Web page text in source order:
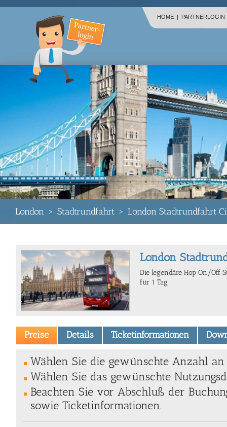
HOME | PARTNERLOGIN
London > Stadtrundfahrt > London Stadtrundfahrt
London
Die legendäre Hop On/Off
für 1 Tag
Preise Details Ticketinformationen
Wählen Sie die gewünschte Anzahl an
Wählen Sie das gewünschte
Beachten Sie vor Abschluß der
sowie Ticketinformationen.